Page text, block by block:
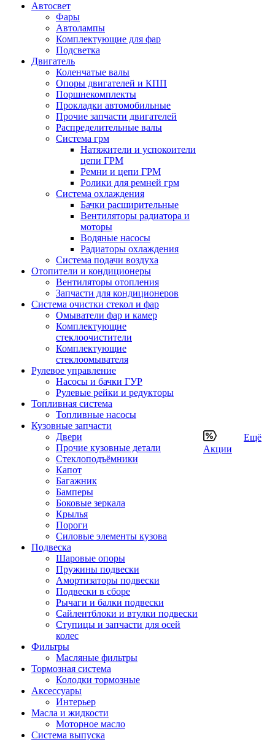
Автосвет
Фары
Автолампы
Комплектующие для фар
Подсветка
Двигатель
Коленчатые валы
Опоры двигателей и КПП
Поршнекомплекты
Прокладки автомобильные
Прочие запчасти двигателей
Распределительные валы
Система грм
Натяжители и успокоители
цепи ГРМ
Ремни и цепи ГРМ
Ролики для ремней грм
Система охлаждения
Бачки расширительные
Вентиляторы радиатора и
моторы
Водяные насосы
Радиаторы охлаждения
Система подачи воздуха
Отопители и кондиционеры
Вентиляторы отопления
Запчасти для кондиционеров
Система очистки стекол и фар
Омыватели фар и камер
Комплектующие
стеклоочистители
Комплектующие
стеклоомывателя
Рулевое управление
Насосы и бачки ГУР
Рулевые рейки и редукторы
Топливная система
Топливные насосы
Кузовные запчасти
Двери
Прочие кузовные детали
Стеклоподъёмники
Капот
Багажник
Бамперы
Боковые зеркала
Крылья
Пороги
Силовые элементы кузова
Подвеска
Шаровые опоры
Пружины подвески
Амортизаторы подвески
Подвески в сборе
Рычаги и балки подвески
Сайлентблоки и втулки подвески
Ступицы и запчасти для осей
колес
Фильтры
Масляные фильтры
Тормозная система
Колодки тормозные
Аксессуары
Интерьер
Масла и жидкости
Моторное масло
Система выпуска
Акции
Ещё